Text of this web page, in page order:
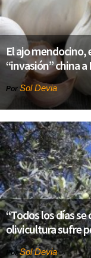
El ajo mendocino,
“invasión” china a
Por Sol Devia
“Todos los días
olivicultura sufre
PorSol Devia